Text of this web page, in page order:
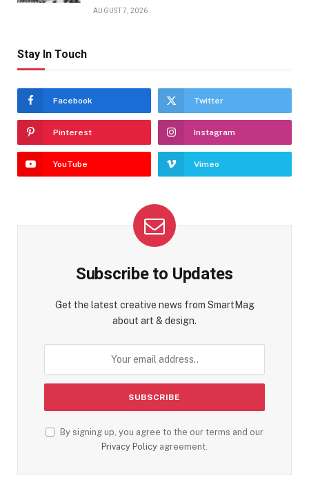
AUGUST 7, 2026
Stay In Touch
Facebook Twitter
Pinterest Instagram
YouTube Vimeo
Subscribe to Updates
Get the latest creative news from SmartMag
about art & design.
By signing up, you agree to the our terms and our
Privacy Policy agreement.